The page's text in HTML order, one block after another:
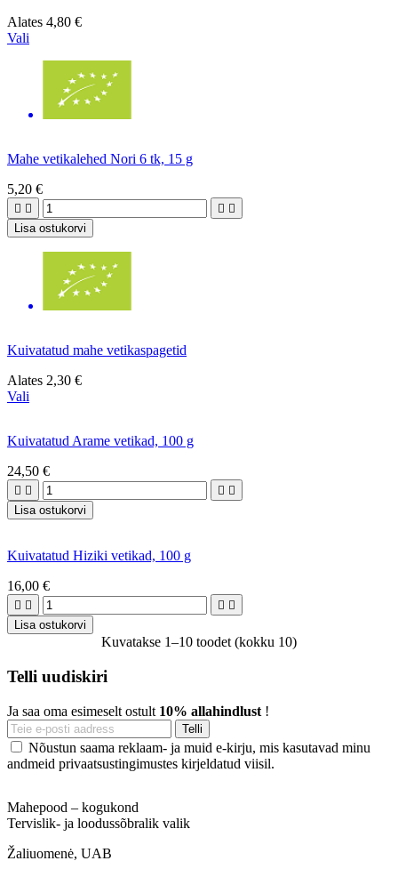
Alates 4,80 €
Vali
Mahe vetikalehed Nori 6 tk, 15 g
5,20 €
   
Lisa ostukorvi
Kuivatatud mahe vetikaspagetid
Alates 2,30 €
Vali
Kuivatatud Arame vetikad, 100 g
24,50 €
   
Lisa ostukorvi
Kuivatatud Hiziki vetikad, 100 g
16,00 €
   
Lisa ostukorvi
Kuvatakse 1–10 toodet (kokku 10)
Telli uudiskiri
Ja saa oma esimeselt ostult 10% allahindlust !
Nõustun saama reklaam- ja muid e-kirju, mis kasutavad minu
andmeid privaatsustingimustes kirjeldatud viisil.
Mahepood – kogukond
Tervislik- ja loodussõbralik valik
Žaliuomenė, UAB